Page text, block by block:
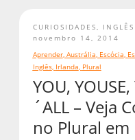
YOU,
´ALL – Veja
no Plural em
CURIOSIDADES
INGLÊS
novembro 14, 2014
Aprender, Austrália, Escócia,
Inglês, Irlanda, Plural